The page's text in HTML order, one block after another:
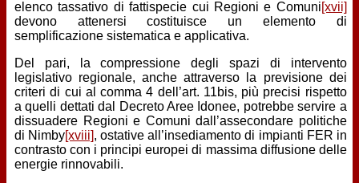
elenco tassativo di fattispecie cui Regioni e Comuni[xvii]
devono attenersi costituisce un elemento di
semplificazione sistematica e applicativa.
Del pari, la compressione degli spazi di intervento
legislativo regionale, anche attraverso la previsione dei
criteri di cui al comma 4 dell’art. 11bis, più precisi rispetto
a quelli dettati dal Decreto Aree Idonee, potrebbe servire a
dissuadere Regioni e Comuni dall’assecondare politiche
di Nimby[xviii], ostative all’insediamento di impianti FER in
contrasto con i principi europei di massima diffusione delle
energie rinnovabili.